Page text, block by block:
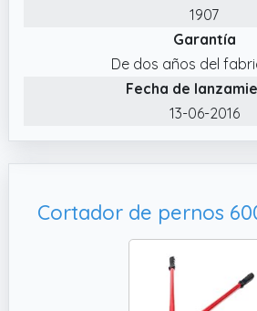
1907
Garantía
De dos años del
Fecha de
13-06-2016